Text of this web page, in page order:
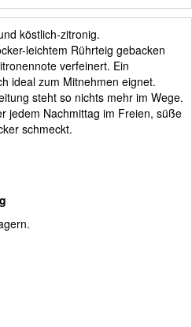
köstlich-zitronig.
leichtem Rührteig gebacken
verfeinert. Ein
ideal zum Mitnehmen eignet.
steht so nichts mehr im Wege.
jedem Nachmittag im Freien, süße
schmeckt.